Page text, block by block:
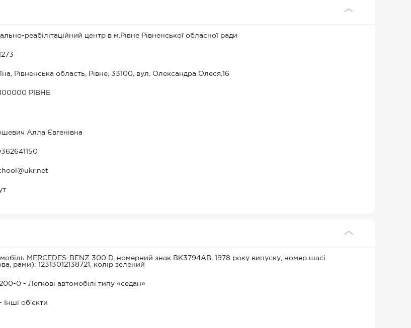
реабілітаційний центр в м.Рівне Рівненської обласної ради
Рівненська область, Рівне, 33100, вул. Олександра Олеся,16
РІВНЕ
Алла Євгенівна
MERCEDES-BENZ 300 D, номерний знак ВК3794АВ, 1978 року випуску, номер шасі
рами): 12313012138721, колір зелений
0 - Легкові автомобілі типу «седан»
Інші об'єкти